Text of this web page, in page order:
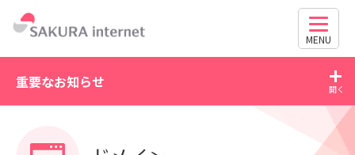
MENU
重要なお知らせ
WordPress の脆弱性にご注意ください（CVE-2026-